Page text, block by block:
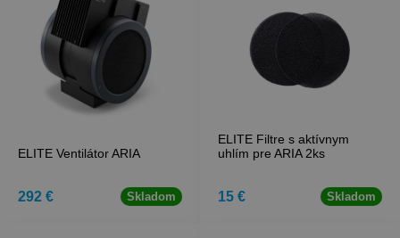
ELITE Ventilátor ARIA
292 € Skladom
ELITE Filtre s aktívnym
uhlím pre ARIA 2ks
15 € Skladom